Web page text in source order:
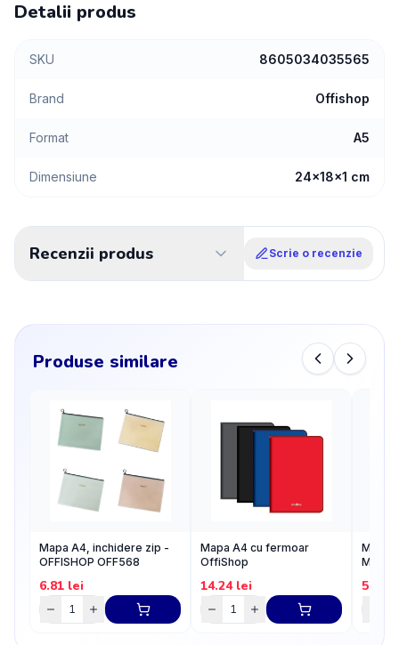
Detalii produs
SKU 8605034035565
Brand Offishop
Format A5
Dimensiune 24x18x1 cm
Recenzii produs Scrie o recenzie
Produse similare
Mapa A4, inchidere zip -
OFFISHOP OFF568
6.81 lei
Mapa A4 cu fermoar
OffiShop
14.24lei
Mapa
Mov
5.59